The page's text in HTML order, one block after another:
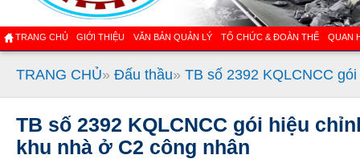
TRANG CHỦ GIỚI THIỆU VĂN BẢN QUẢN LÝ TỔ CHỨC & ĐOÀN THỂ QUAN
TRANG CHỦ» Đấu thầu» TB số 2392 KQLCNCC
TB số 2392 KQLCNCC gói hiệu
khu nhà ở C2 công nhân